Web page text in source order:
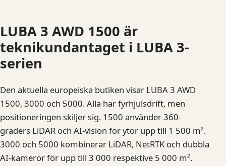
LUBA 3 AWD 1500 är
teknikundantaget i LUBA 3-
serien
Den aktuella europeiska butiken visar LUBA 3 AWD
1500, 3000 och 5000. Alla har fyrhjulsdrift, men
positioneringen skiljer sig. 1500 använder 360-
graders LiDAR och AI-vision för ytor upp till 1 500 m².
3000 och 5000 kombinerar LiDAR, NetRTK och dubbla
AI-kameror för upp till 3 000 respektive 5 000 m².